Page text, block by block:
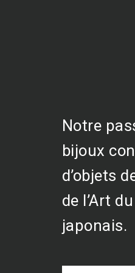
Notre
bijoux
d’objets
de l’Art
japonais.